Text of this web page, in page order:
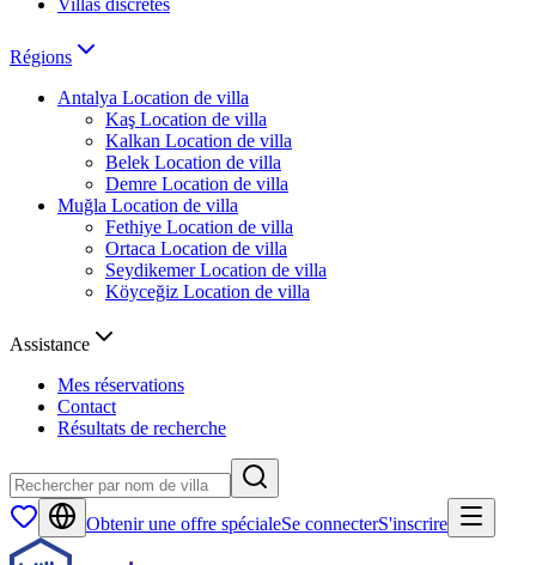
Villas discrètes
Régions
Antalya Location de villa
Kaş Location de villa
Kalkan Location de villa
Belek Location de villa
Demre Location de villa
Muğla Location de villa
Fethiye Location de villa
Ortaca Location de villa
Seydikemer Location de villa
Köyceğiz Location de villa
Assistance
Mes réservations
Contact
Résultats de recherche
Obtenir une offre spécialeSe connecterS'inscrire